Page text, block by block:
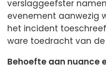
verslaggeefster
evenement aanwezig
het incident
ware toedracht van
Behoefte aan nuance